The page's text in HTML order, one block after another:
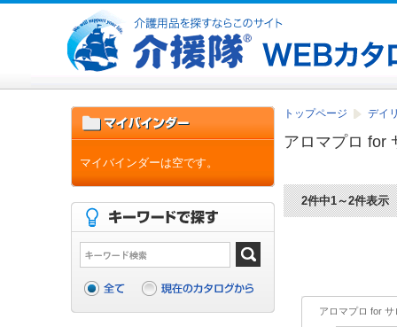
トップページ デイ
アロマプロ for
2件中1～2件表示
アロマプロ for サ
マイバインダーは空です。